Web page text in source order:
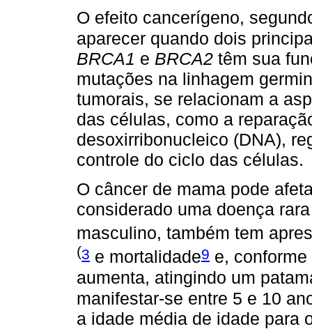
O efeito cancerígeno,
aparecer quando dois
BRCA1 e BRCA2 têm sua
mutações na linhagem
tumorais, se relacionam a
das células, como a
desoxirribonucleico (DNA),
controle do ciclo das células.
O câncer de mama pode
considerado uma doença
masculino, também tem
(3 e mortalidade9 e,
aumenta, atingindo um
manifestar-se entre 5 e 10
a idade média de idade para